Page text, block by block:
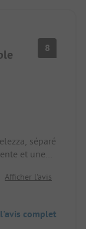
8
séparé
et une
bulles du
Afficher l'avis
complet